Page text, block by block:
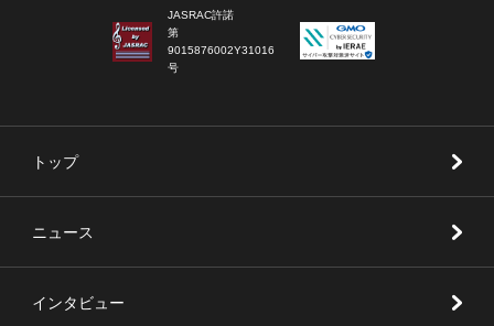
JASRAC許諾
第
9015876002Y31016
号
トップ
ニュース
インタビュー